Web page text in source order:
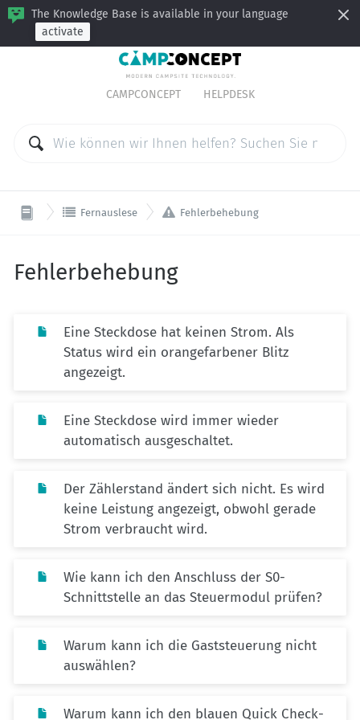
The Knowledge Base is available in your language
activate
CAMPCONCEPT HELPDESK
 Fernauslese  Fehlerbehebung
Fehlerbehebung
Eine Steckdose hat keinen Strom. Als
Status wird ein orangefarbener Blitz
angezeigt.
Eine Steckdose wird immer wieder
automatisch ausgeschaltet.
Der Zählerstand ändert sich nicht. Es wird
keine Leistung angezeigt, obwohl gerade
Strom verbraucht wird.
Wie kann ich den Anschluss der S0-
Schnittstelle an das Steuermodul prüfen?
Warum kann ich die Gaststeuerung nicht
auswählen?
Warum kann ich den blauen Quick Check-